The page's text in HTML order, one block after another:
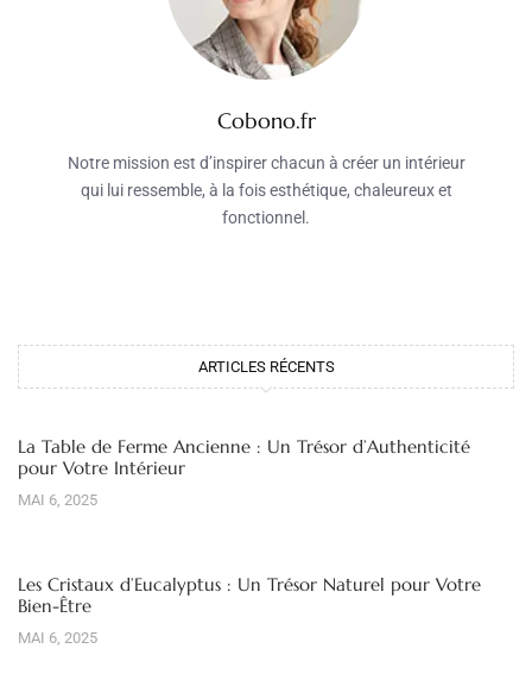
Cobono.fr
Notre mission est d’inspirer chacun à créer un intérieur
qui lui ressemble, à la fois esthétique, chaleureux et
fonctionnel.
ARTICLES RÉCENTS
La Table de Ferme Ancienne : Un Trésor d’Authenticité
pour Votre Intérieur
MAI 6, 2025
Les Cristaux d’Eucalyptus : Un Trésor Naturel pour Votre
Bien-Être
MAI 6, 2025